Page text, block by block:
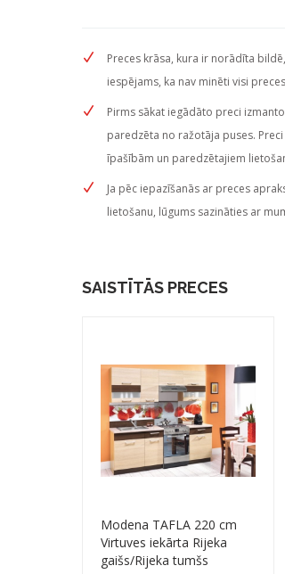
Preces krāsa, kura ir norādīta
iespējams, ka nav minēti visi
Pirms sākat iegādāto preci
paredzēta no ražotāja puses.
īpašībām un paredzētajiem
Ja pēc iepazīšanās ar preces
lietošanu, lūgums sazināties ar
SAISTĪTĀS PRECES
Modena TAFLA 220 cm
Virtuves iekārta Rijeka
gaišs/Rijeka tumšs